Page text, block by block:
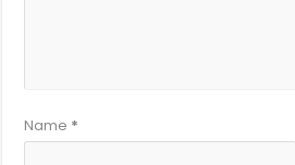
Name *